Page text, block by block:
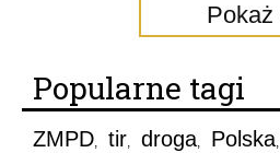
Pokaż
Popularne tagi
ZMPD, tir, droga, Polska,